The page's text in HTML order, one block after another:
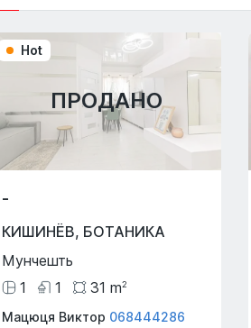
ПРОДАНО
Hot
-
КИШИНЁВ, БОТАНИКА
Мунчешть
1
1 31 m2
Мацюця Виктор 068444286